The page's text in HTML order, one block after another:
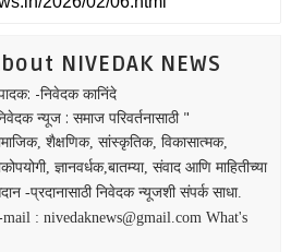
NIVEDAK NEWS
-निवेदक कानिंदे
न्यूज : समाज परिवर्तनासाठी "
शैक्षणिक, सांस्कृतिक, विकासात्मक,
ज्ञानवर्धक,बातम्या, संवाद आणि माहितीच्या
-प्रदानासाठी निवेदक न्यूजशी संपर्क साधा.
: nivedaknews@gmail.com What's